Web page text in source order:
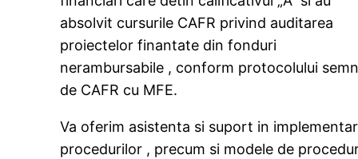
absolvit cursurile CAFR privind auditarea
proiectelor finantate din fonduri
nerambursabile , conform protocolului
de CAFR cu MFE.
Va oferim asistenta si suport in
procedurilor , precum si modele de